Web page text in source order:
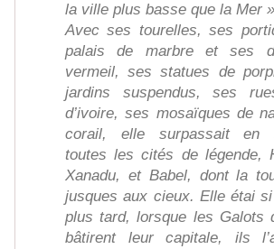
la ville plus basse que la Mer
Avec ses tourelles, ses
palais de marbre et ses
vermeil, ses statues de
jardins suspendus, ses
d’ivoire, ses mosaïques de
corail, elle surpassait en
toutes les cités de légende,
Xanadu, et Babel, dont la
jusques aux cieux. Elle étai
plus tard, lorsque les Galots
bâtirent leur capitale, ils